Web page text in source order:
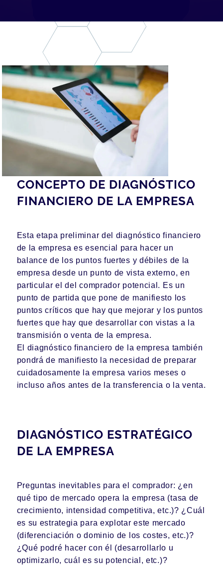
CONCEPTO DE DIAGNÓSTICO
FINANCIERO DE LA EMPRESA
Esta etapa preliminar del diagnóstico financiero
de la empresa es esencial para hacer un
balance de los puntos fuertes y débiles de la
empresa desde un punto de vista externo, en
particular el del comprador potencial. Es un
punto de partida que pone de manifiesto los
puntos críticos que hay que mejorar y los puntos
fuertes que hay que desarrollar con vistas a la
transmisión o venta de la empresa.
El diagnóstico financiero de la empresa también
pondrá de manifiesto la necesidad de preparar
cuidadosamente la empresa varios meses o
incluso años antes de la transferencia o la venta.
DIAGNÓSTICO ESTRATÉGICO
DE LA EMPRESA
Preguntas inevitables para el comprador: ¿en
qué tipo de mercado opera la empresa (tasa de
crecimiento, intensidad competitiva, etc.)? ¿Cuál
es su estrategia para explotar este mercado
(diferenciación o dominio de los costes, etc.)?
¿Qué podré hacer con él (desarrollarlo u
optimizarlo, cuál es su potencial, etc.)?